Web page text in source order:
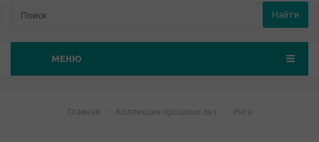
Найти
МЕНЮ
Главная - Коллекция прошлых лет - Рига